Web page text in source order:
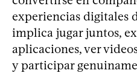
experiencias digitales
implica jugar juntos,
aplicaciones, ver
y participar